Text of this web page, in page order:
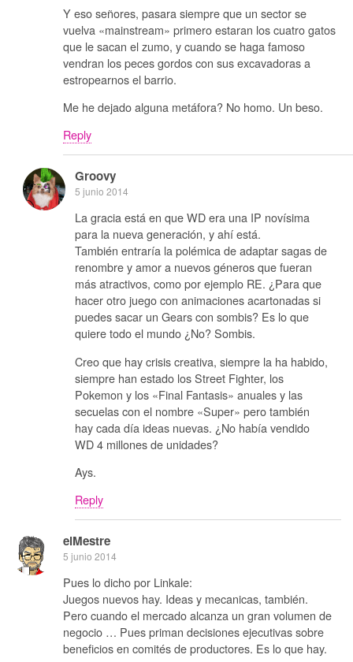
Y eso señores, pasara siempre que un sector se
vuelva «mainstream» primero estaran los cuatro gatos
que le sacan el zumo, y cuando se haga famoso
vendran los peces gordos con sus excavadoras a
estropearnos el barrio.
Me he dejado alguna metáfora? No homo. Un beso.
Reply
Groovy
5 junio 2014
La gracia está en que WD era una IP novísima
para la nueva generación, y ahí está.
También entraría la polémica de adaptar sagas de
renombre y amor a nuevos géneros que fueran
más atractivos, como por ejemplo RE. ¿Para que
hacer otro juego con animaciones acartonadas si
puedes sacar un Gears con sombis? Es lo que
quiere todo el mundo ¿No? Sombis.
Creo que hay crisis creativa, siempre la ha habido,
siempre han estado los Street Fighter, los
Pokemon y los «Final Fantasis» anuales y las
secuelas con el nombre «Super» pero también
hay cada día ideas nuevas. ¿No había vendido
WD 4 millones de unidades?
Ays.
Reply
elMestre
5 junio 2014
Pues lo dicho por Linkale:
Juegos nuevos hay. Ideas y mecanicas, también.
Pero cuando el mercado alcanza un gran volumen de
negocio … Pues priman decisiones ejecutivas sobre
beneficios en comités de productores. Es lo que hay.